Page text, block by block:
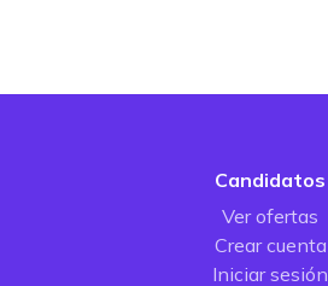
Candidatos
Ver ofertas
Crear cuenta
Iniciar sesión